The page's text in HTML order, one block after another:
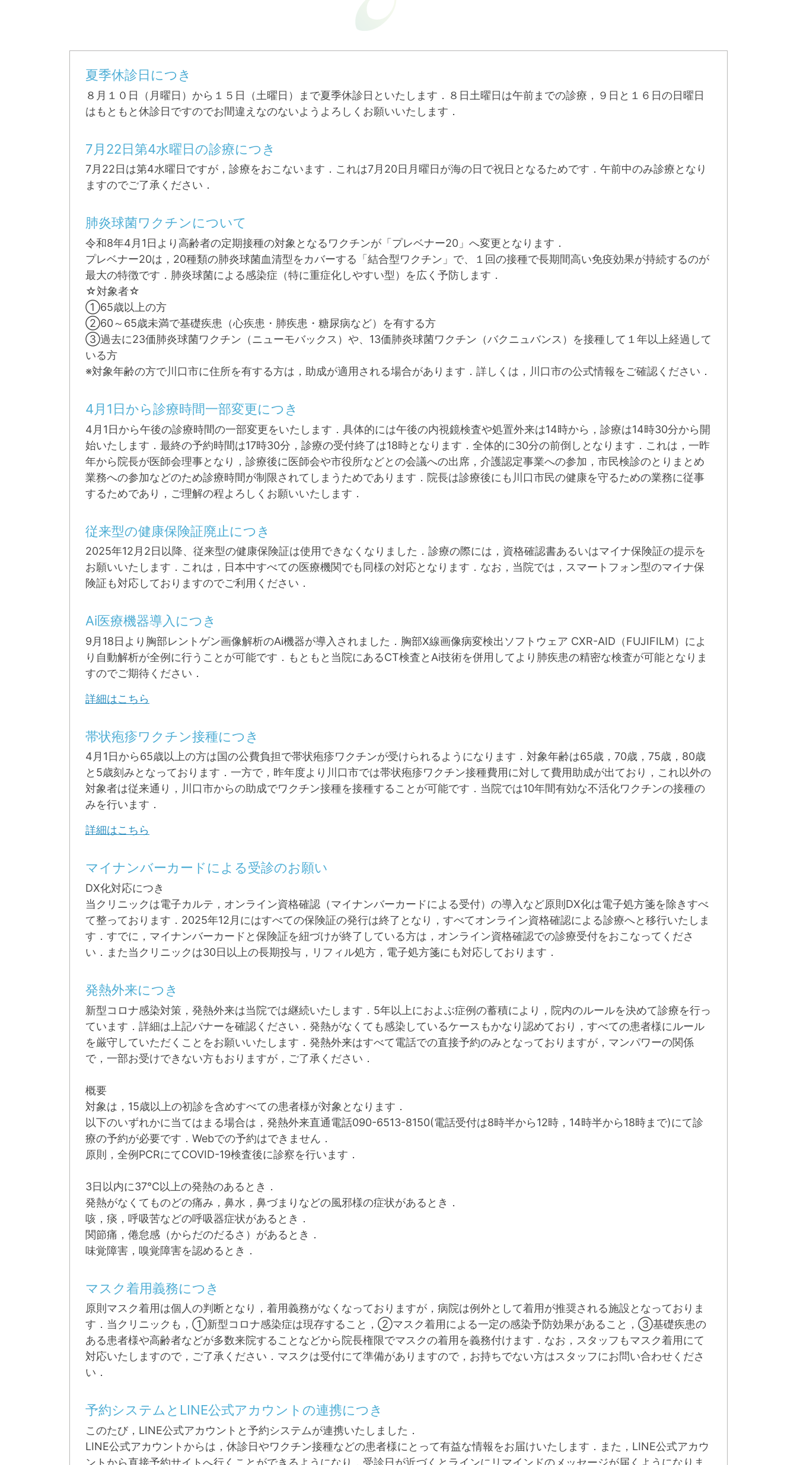
夏季休診日につき
８月１０日（月曜日）から１５日（土曜日）まで夏季休診日といたします．８日土曜日は午前までの診療，９日と１６日の日曜日
はもともと休診日ですのでお間違えなのないようよろしくお願いいたします．
7月22日第4水曜日の診療につき
7月22日は第4水曜日ですが，診療をおこないます．これは7月20日月曜日が海の日で祝日となるためです．午前中のみ診療となり
ますのでご了承ください．
肺炎球菌ワクチンについて
令和8年4月1日より高齢者の定期接種の対象となるワクチンが「プレベナー20」へ変更となります．
プレベナー20は，20種類の肺炎球菌血清型をカバーする「結合型ワクチン」で、１回の接種で長期間高い免疫効果が持続するのが
最大の特徴です．肺炎球菌による感染症（特に重症化しやすい型）を広く予防します．
☆対象者☆
①65歳以上の方
②60～65歳未満で基礎疾患（心疾患・肺疾患・糖尿病など）を有する方
③過去に23価肺炎球菌ワクチン（ニューモバックス）や、13価肺炎球菌ワクチン（バクニュバンス）を接種して１年以上経過して
いる方
※対象年齢の方で川口市に住所を有する方は，助成が適用される場合があります．詳しくは，川口市の公式情報をご確認ください．
4月1日から診療時間一部変更につき
4月1日から午後の診療時間の一部変更をいたします．具体的には午後の内視鏡検査や処置外来は14時から，診療は14時30分から開
始いたします．最終の予約時間は17時30分，診療の受付終了は18時となります．全体的に30分の前倒しとなります．これは，一昨
年から院長が医師会理事となり，診療後に医師会や市役所などとの会議への出席，介護認定事業への参加，市民検診のとりまとめ
業務への参加などのため診療時間が制限されてしまうためであります．院長は診療後にも川口市民の健康を守るための業務に従事
するためであり，ご理解の程よろしくお願いいたします．
従来型の健康保険証廃止につき
2025年12月2日以降、従来型の健康保険証は使用できなくなりました．診療の際には，資格確認書あるいはマイナ保険証の提示を
お願いいたします．これは，日本中すべての医療機関でも同様の対応となります．なお，当院では，スマートフォン型のマイナ保
険証も対応しておりますのでご利用ください．
Ai医療機器導入につき
9月18日より胸部レントゲン画像解析のAi機器が導入されました．胸部X線画像病変検出ソフトウェア CXR-AID（FUJIFILM）によ
り自動解析が全例に行うことが可能です．もともと当院にあるCT検査とAi技術を併用してより肺疾患の精密な検査が可能となりま
すのでご期待ください．
詳細はこちら
帯状疱疹ワクチン接種につき
4月1日から65歳以上の方は国の公費負担で帯状疱疹ワクチンが受けられるようになります．対象年齢は65歳，70歳，75歳，80歳
と5歳刻みとなっております．一方で，昨年度より川口市では帯状疱疹ワクチン接種費用に対して費用助成が出ており，これ以外の
対象者は従来通り，川口市からの助成でワクチン接種を接種することが可能です．当院では10年間有効な不活化ワクチンの接種の
みを行います．
詳細はこちら
マイナンバーカードによる受診のお願い
DX化対応につき
当クリニックは電子カルテ，オンライン資格確認（マイナンバーカードによる受付）の導入など原則DX化は電子処方箋を除きすべ
て整っております．2025年12月にはすべての保険証の発行は終了となり，すべてオンライン資格確認による診療へと移行いたしま
す．すでに，マイナンバーカードと保険証を紐づけが終了している方は，オンライン資格確認での診療受付をおこなってくださ
い．また当クリニックは30日以上の長期投与，リフィル処方，電子処方箋にも対応しております．
発熱外来につき
新型コロナ感染対策，発熱外来は当院では継続いたします．5年以上におよぶ症例の蓄積により，院内のルールを決めて診療を行っ
ています．詳細は上記バナーを確認ください．発熱がなくても感染しているケースもかなり認めており，すべての患者様にルール
を厳守していただくことをお願いいたします．発熱外来はすべて電話での直接予約のみとなっておりますが，マンパワーの関係
で，一部お受けできない方もおりますが，ご了承ください．
概要
対象は，15歳以上の初診を含めすべての患者様が対象となります．
以下のいずれかに当てはまる場合は，発熱外来直通電話090-6513-8150(電話受付は8時半から12時，14時半から18時まで)にて診
療の予約が必要です．Webでの予約はできません．
原則，全例PCRにてCOVID-19検査後に診察を行います．
3日以内に37℃以上の発熱のあるとき．
発熱がなくてものどの痛み，鼻水，鼻づまりなどの風邪様の症状があるとき．
咳，痰，呼吸苦などの呼吸器症状があるとき．
関節痛，倦怠感（からだのだるさ）があるとき．
味覚障害，嗅覚障害を認めるとき．
マスク着用義務につき
原則マスク着用は個人の判断となり，着用義務がなくなっておりますが，病院は例外として着用が推奨される施設となっておりま
す．当クリニックも，①新型コロナ感染症は現存すること，②マスク着用による一定の感染予防効果があること，③基礎疾患の
ある患者様や高齢者などが多数来院することなどから院長権限でマスクの着用を義務付けます．なお，スタッフもマスク着用にて
対応いたしますので，ご了承ください．マスクは受付にて準備がありますので，お持ちでない方はスタッフにお問い合わせくださ
い．
予約システムとLINE公式アカウントの連携につき
このたび，LINE公式アカウントと予約システムが連携いたしました．
LINE公式アカウントからは，休診日やワクチン接種などの患者様にとって有益な情報をお届けいたします．また，LINE公式アカウ
ントから直接予約サイトへ行くことができるようになり，受診日が近づくとラインにリマインドのメッセージが届くようになりま